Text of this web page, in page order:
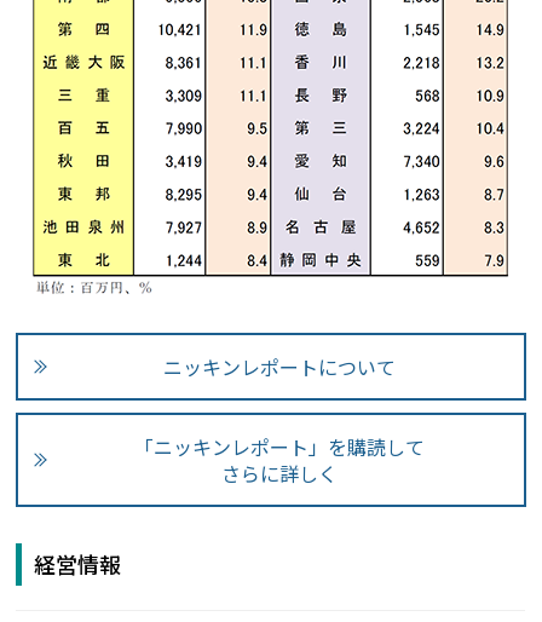
ニッキンレポートについて
「ニッキンレポート」を購読して
さらに詳しく
経営情報